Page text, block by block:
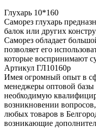
Глухарь 10*160
Саморез глухарь
балок или других
Саморез обладает
позволяет его
которые воспринимают
Артикул ГЛ10160р
Имея огромный опыт в
менеджеры оптовой
необходимую
возникновении
любых товаров в
возникающие